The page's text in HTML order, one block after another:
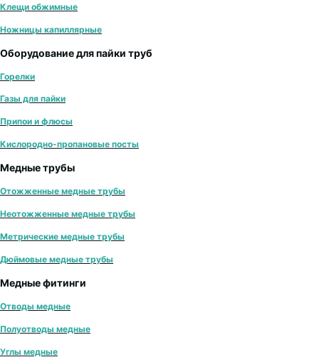
Клещи обжимные
Ножницы капиллярные
Оборудование для пайки труб
Горелки
Газы для пайки
Припои и флюсы
Кислородно-пропановые посты
Медные трубы
Отожженные медные трубы
Неотожженные медные трубы
Метрические медные трубы
Дюймовые медные трубы
Медные фитинги
Отводы медные
Полуотводы медные
Углы медные